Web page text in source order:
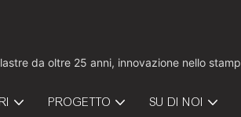
da oltre 25 anni, innovazione nello
PROGETTO SU DI NOI